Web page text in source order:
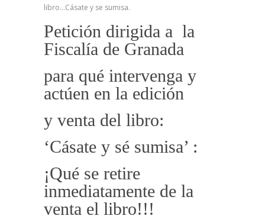
Petición dirigida a la
Fiscalía de Granada
para qué intervenga y
actúen en la edición
y venta del libro:
‘Cásate y sé sumisa’ :
¡Qué se retire
inmediatamente de la
venta el libro!!!